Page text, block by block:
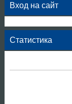
Вход на сайт
Статистика